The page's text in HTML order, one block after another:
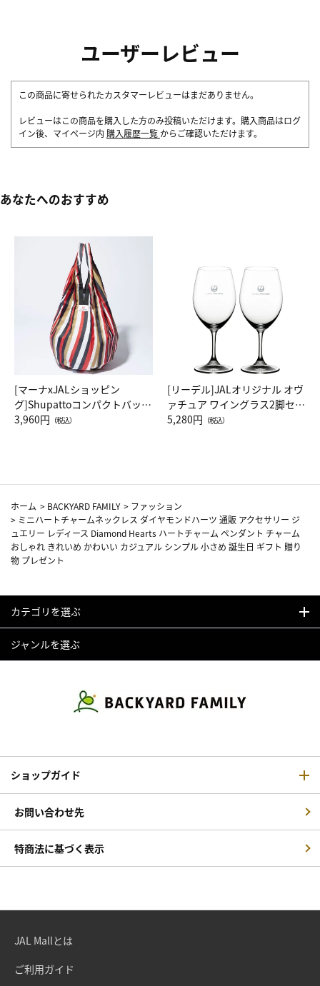
ユーザーレビュー
この商品に寄せられたカスタマーレビューはまだありません。
レビューはこの商品を購入した方のみ投稿いただけます。購入商品はログ
イン後、マイページ内 購入履歴一覧 からご確認いただけます。
あなたへのおすすめ
[マーナxJALショッピン
グ]Shupattoコンパクトバッグ
Drop JAL客室乗務員（LC）ス
3,960円 （税込）
[リーデル]JALオリジナル オヴ
ァチュア ワイングラス2脚セッ
ト（レッドワイン）
5,280円 （税込）
ホーム > BACKYARD FAMILY > ファッション
> ミニハートチャームネックレス ダイヤモンドハーツ 通販 アクセサリー ジ
ュエリー レディース Diamond Hearts ハートチャーム ペンダント チャーム
おしゃれ きれいめ かわいい カジュアル シンプル 小さめ 誕生日 ギフト 贈り
物 プレゼント
カテゴリを選ぶ
ジャンルを選ぶ
ショップガイド
お問い合わせ先
特商法に基づく表示
JAL Mallとは
ご利用ガイド